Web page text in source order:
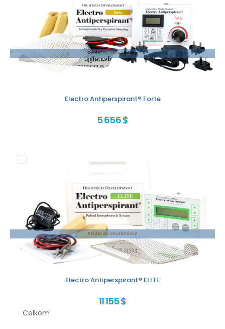
Pridať do objednávky
Electro Antiperspirant® Forte
5 656 $
Pridať do objednávky
Electro Antiperspirant® ELITE
11 155 $
Celkom